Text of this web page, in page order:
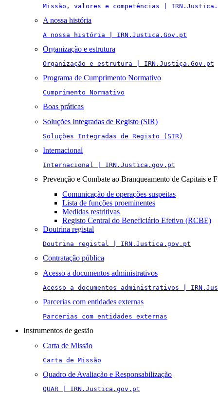
Missão, valores e competências |
A nossa história
A nossa história | IRN.Justica.Gov.pt
Organização e estrutura
Organização e estrutura | IRN.Justiça.Gov.pt
Programa de Cumprimento Normativo
Cumprimento Normativo
Boas práticas
Soluções Integradas de Registo (SIR)
Soluções Integradas de Registo (SIR)
Internacional
Internacional | IRN.Justica.gov.pt
Prevenção e Combate ao Branqueamento de Capitais e
Comunicação de operações suspeitas
Lista de funções proeminentes
Medidas restritivas
Registo Central do Beneficiário Efetivo (RCBE)
Doutrina registal
Doutrina registal | IRN.Justica.gov.pt
Contratação pública
Acesso a documentos administrativos
Acesso a documentos administrativos |
Parcerias com entidades externas
Parcerias com entidades externas
Instrumentos de gestão
Carta de Missão
Carta de Missão
Quadro de Avaliação e Responsabilização
QUAR | IRN.Justica.gov.pt